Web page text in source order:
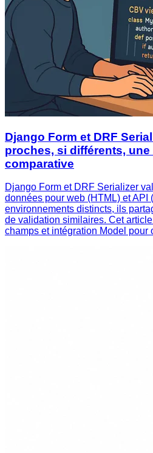
Django Form et DRF
proches, si différents, une
comparative
Django Form et DRF Serializer
données pour web (HTML) et API
environnements distincts, ils
de validation similaires. Cet
champs et intégration Model pour